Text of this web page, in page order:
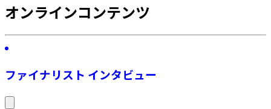
オンラインコンテンツ
ファイナリスト インタビュー